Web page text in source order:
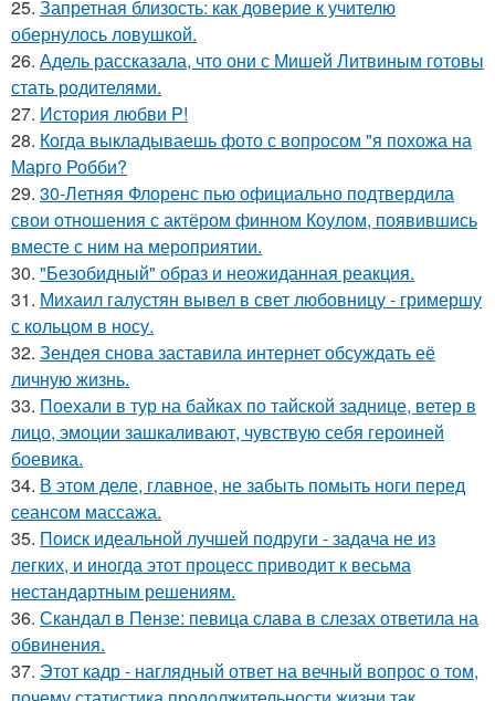
25. Запретная близость: как доверие к учителю
обернулось ловушкой.
26. Адель рассказала, что они с Мишей Литвиным готовы
стать родителями.
27. История любви P!
28. Когда выкладываешь фото с вопросом "я похожа на
Марго Робби?
29. 30-Летняя Флоренс пью официально подтвердила
свои отношения с актёром финном Коулом, появившись
вместе с ним на мероприятии.
30. "Безобидный" образ и неожиданная реакция.
31. Михаил галустян вывел в свет любовницу - гримершу
с кольцом в носу.
32. Зендея снова заставила интернет обсуждать её
личную жизнь.
33. Поехали в тур на байках по тайской заднице, ветер в
лицо, эмоции зашкаливают, чувствую себя героиней
боевика.
34. В этом деле, главное, не забыть помыть ноги перед
сеансом массажа.
35. Поиск идеальной лучшей подруги - задача не из
легких, и иногда этот процесс приводит к весьма
нестандартным решениям.
36. Скандал в Пензе: певица слава в слезах ответила на
обвинения.
37. Этот кадр - наглядный ответ на вечный вопрос о том,